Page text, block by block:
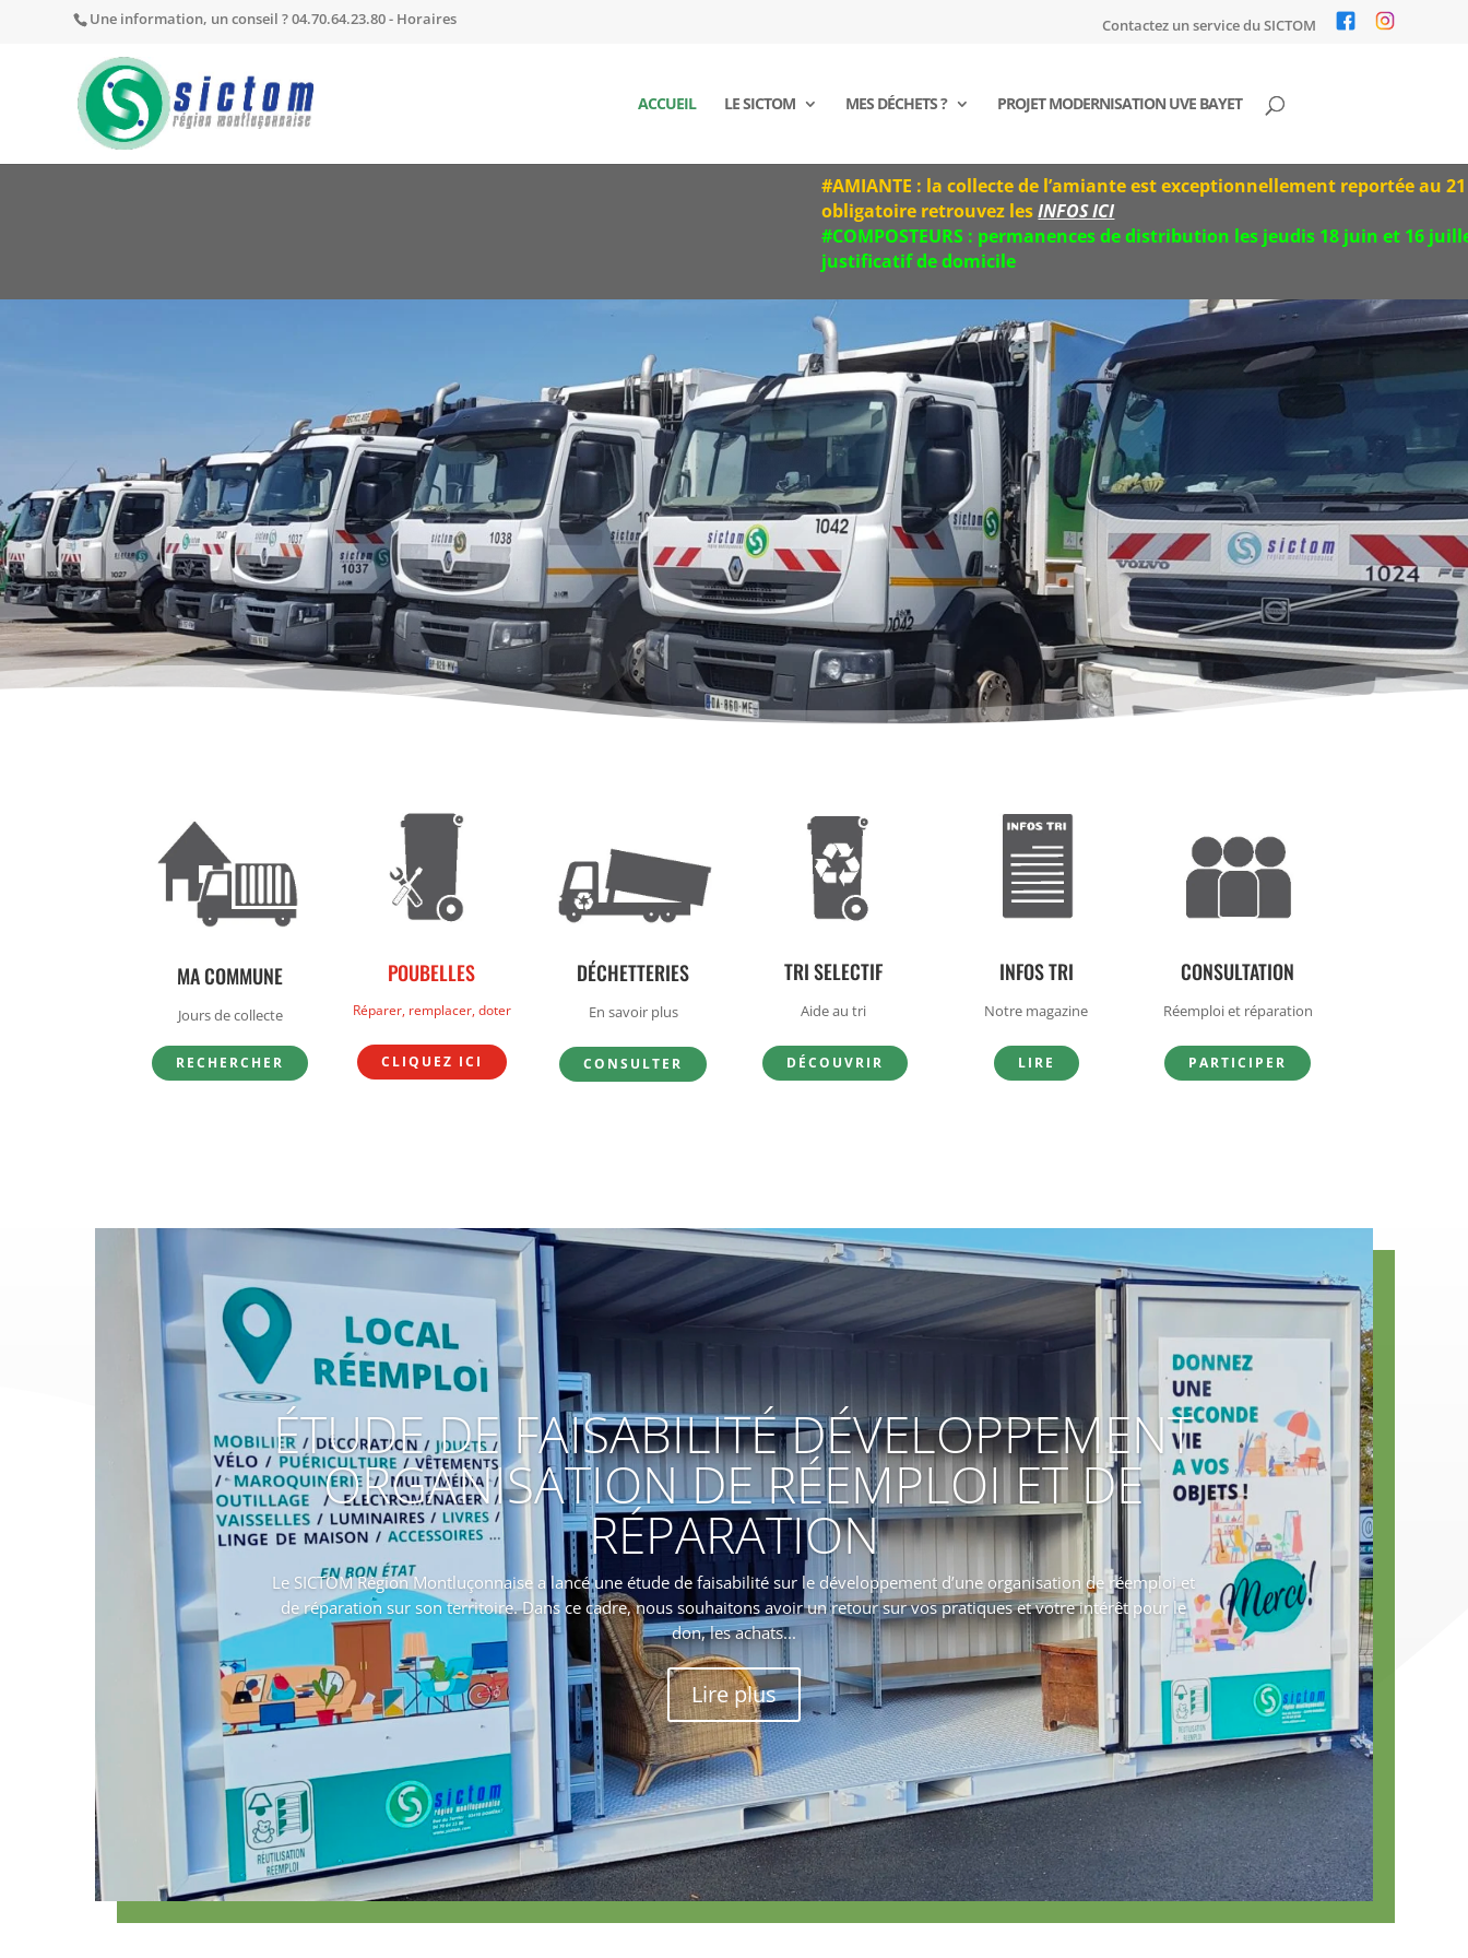
Une information, un conseil ? 04.70.64.23.80 - Horaires Contactez un service du SICTOM
ACCUEIL LE SICTOM MES DÉCHETS ? PROJET MODERNISATION UVE BAYET
#AMIANTE : la collecte de l’amiante est exceptionnellement reportée au 21 juillet (au
obligatoire retrouvez lesINFOS ICI
#COMPOSTEURS : permanences de distribution les jeudis 18 juin et 16 juillet de
justificatif de domicile
MA COMMUNE
Jours de collecte
RECHERCHER
POUBELLES
Réparer, remplacer, doter
CLIQUEZ ICI
DÉCHETTERIES
En savoir plus
CONSULTER
TRI SELECTIF
Aide au tri
DÉCOUVRIR
INFOS TRI
Notre magazine
LIRE
CONSULTATION
Réemploi et réparation
PARTICIPER
ÉTUDE DE FAISABILITÉ DÉVELOPPEMENT
ORGANISATION DE RÉEMPLOI ET DE
RÉPARATION
Le SICTOM Région Montluçonnaise a lancé une étude de faisabilité sur le développement d’une organisation de réemploi et
de réparation sur son territoire. Dans ce cadre, nous souhaitons avoir un retour sur vos pratiques et votre intérêt pour le
don, les achats...
Lire plus